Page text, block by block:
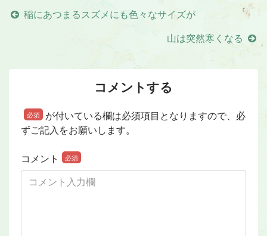
稲にあつまるスズメにも色々なサイズが
山は突然寒くなる
コメントする
必須
が付いている欄は必須項目となりますので、必
ずご記入をお願いします。
コメント 必須